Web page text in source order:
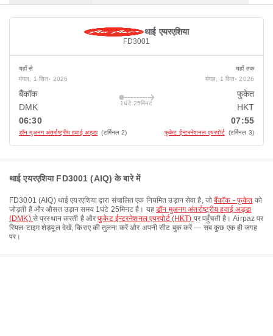
थाई एयरएशिया
FD3001
यहाँ से
मंगल, 1 सित॰ 2026
बैंकॉक
DMK
06:30
डॉन मुअनग अंतर्राष्ट्रीय हवाई अड्डा (टर्मिनल 2)
1घंटे 25मिनट
यहाँ तक
मंगल, 1 सित॰ 2026
फुकेत
HKT
07:55
फुकेट ईन्टरनेशनल एयरपोर्ट (टर्मिनल 3)
थाई एयरएशिया FD3001 (AIQ) के बारे में
FD3001 (AIQ) थाई एयरएशिया द्वारा संचालित एक नियमित उड़ान सेवा है, जोबैंकॉक - फुकेत को
जोड़ती है और औसत उड़ान समय 1घंटे 25मिनट है। यहडॉन मुअनग अंतर्राष्ट्रीय हवाई अड्डा
(DMK) से प्रस्थान करती है औरफुकेट ईन्टरनेशनल एयरपोर्ट (HKT) पर पहुँचती है। Airpaz पर
रियल-टाइम शेड्यूल देखें, किराए की तुलना करें और अपनी सीट बुक करें — सब कुछ एक ही जगह
पर।